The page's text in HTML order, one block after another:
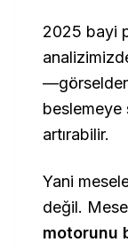
2025 bayi
beslemeye
artırabilir.
Yani
değil.
motorunu